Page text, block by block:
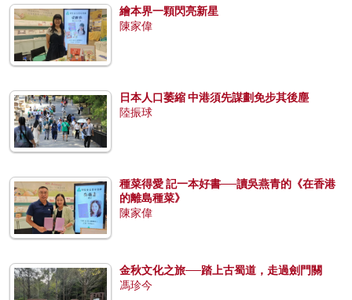
繪本界一顆閃亮新星
陳家偉
日本人口萎縮 中港須先謀劃免步其後塵
陸振球
種菜得愛 記一本好書──讀吳燕青的《在香港
的離島種菜》
陳家偉
金秋文化之旅──踏上古蜀道，走過劍門關
馮珍今